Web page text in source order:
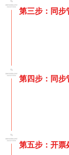
第三步：同
第四步： 同步
第五步：开票